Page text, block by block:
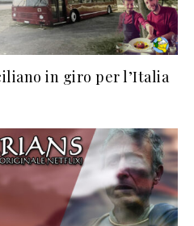
in giro per l’Italia